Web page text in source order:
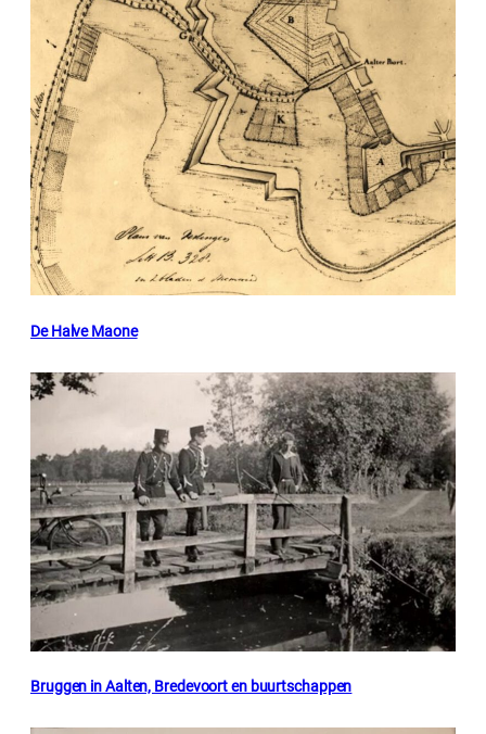
De Halve Maone
Bruggen in Aalten, Bredevoort en buurtschappen